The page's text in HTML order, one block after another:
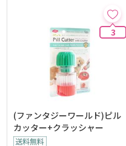
3
(ファンタジーワールド)ピル
カッター+クラッシャー